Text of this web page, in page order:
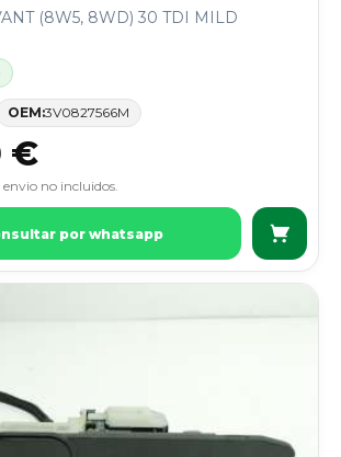
(8W5, 8WD) 30 TDI MILD
OEM:3V0827566M
€
envio no incluidos.
por whatsapp